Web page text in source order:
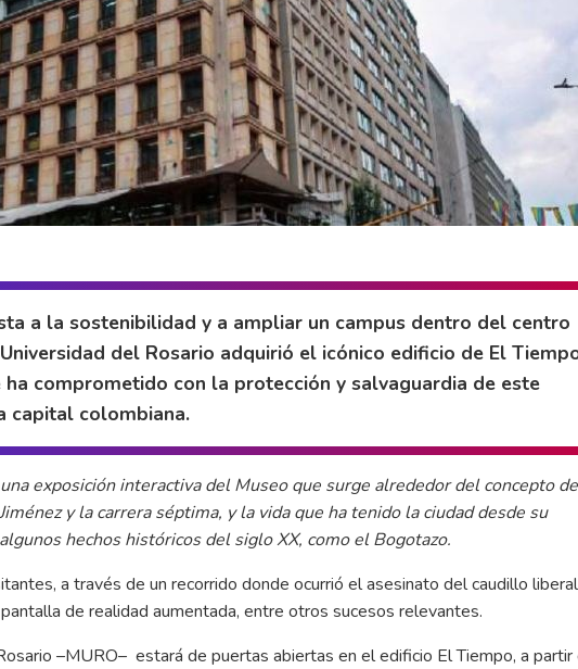
a la sostenibilidad y a ampliar un campus dentro del centro
del Rosario adquirió el icónico edificio de El
comprometido con la protección y salvaguardia de este
capital colombiana.
exposición interactiva del Museo que surge alrededor del concepto
y la carrera séptima, y la vida que ha tenido la ciudad desde su
hechos históricos del siglo XX, como el Bogotazo.
a través de un recorrido donde ocurrió el asesinato del caudillo
de realidad aumentada, entre otros sucesos relevantes.
–MURO– estará de puertas abiertas en el edificio El Tiempo, a partir